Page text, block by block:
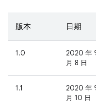
版本 日期
1.0
2020 年
月 8 日
1.1
2020 年
月 10 日